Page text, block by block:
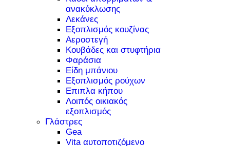
ανακύκλωσης
Λεκάνες
Εξοπλισμός κουζίνας
Αεροστεγή
Κουβάδες και στυφτήρια
Φαράσια
Είδη μπάνιου
Εξοπλισμός ρούχων
Επιπλα κήπου
Λοιπός οικιακός
εξοπλισμός
Γλάστρες
Gea
Vita αυτοποτιζόμενο